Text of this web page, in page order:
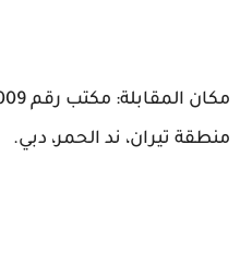
منطقة تيران، ند الحمر، دبي.